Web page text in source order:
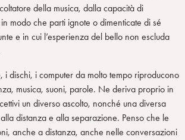
della musica, dalla capacità di
modo che parti ignote o dimenticate di sé
e in cui l’esperienza del bello non escluda
i dischi, i computer da molto tempo riproducono
musica, suoni, parole. Ne deriva proprio in
un diverso ascolto, nonché una diversa
distanza e alla separazione. Penso che le
anche a distanza, anche nelle conversazioni